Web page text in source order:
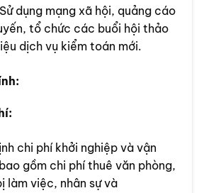
dụng mạng xã hội, quảng cáo
tổ chức các buổi hội thảo
dịch vụ kiểm toán mới.
chi phí khởi nghiệp và vận
gồm chi phí thuê văn phòng,
làm việc, nhân sự và